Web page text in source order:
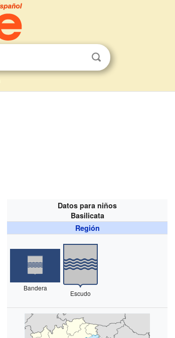
Datos para niños
Basilicata
Región
Bandera
Escudo